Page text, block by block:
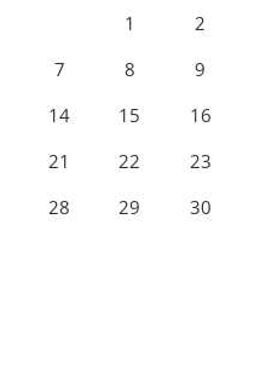
1
2
7 8
9
14 15
16
21 22
23
28 29
30